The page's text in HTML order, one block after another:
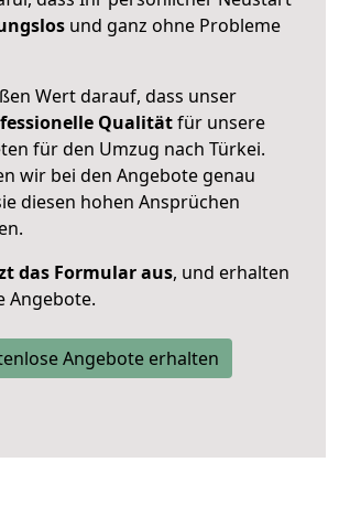
und ganz ohne Probleme
Wert darauf, dass unser
Qualitätfür unsere
für den Umzug nach Türkei.
wir bei den Angebote genau
diesen hohen Ansprüchen
das Formular aus, und erhalten
Angebote.
Angebote erhalten